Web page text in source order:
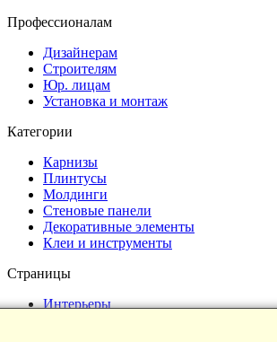
Профессионалам
Дизайнерам
Строителям
Юр. лицам
Установка и монтаж
Категории
Карнизы
Плинтусы
Молдинги
Стеновые панели
Декоративные элементы
Клеи и инструменты
Страницы
Интерьеры